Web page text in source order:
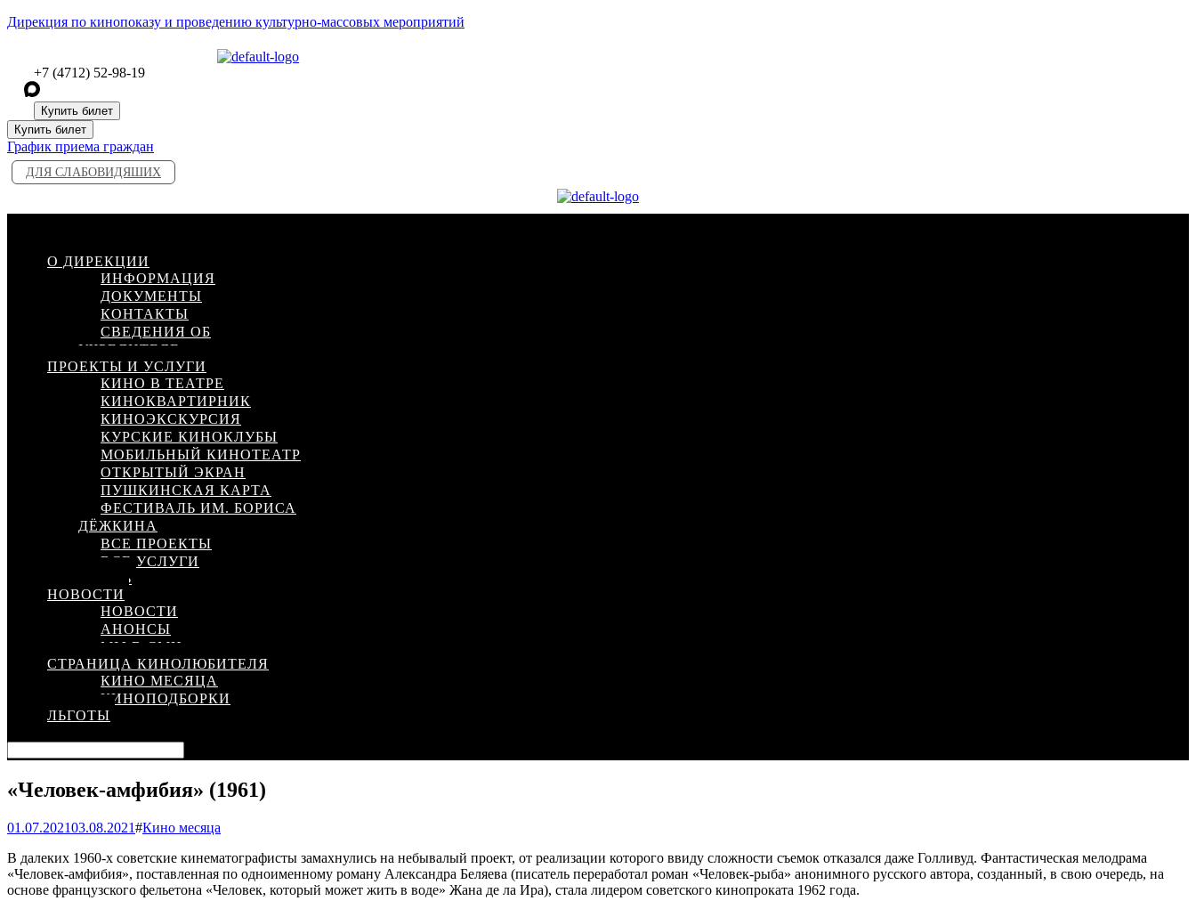
Дирекция по кинопоказу и проведению культурно-массовых мероприятий
+7 (4712) 52-98-19
Купить билет
Купить билет
График приема граждан
ДЛЯ СЛАБОВИДЯШИХ
О ДИРЕКЦИИ
ИНФОРМАЦИЯ
ДОКУМЕНТЫ
КОНТАКТЫ
СВЕДЕНИЯ ОБ
УЧРЕДИТЕЛЕ
ПРОЕКТЫ И УСЛУГИ
КИНО В ТЕАТРЕ
КИНОКВАРТИРНИК
КИНОЭКСКУРСИЯ
КУРСКИЕ КИНОКЛУБЫ
МОБИЛЬНЫЙ КИНОТЕАТР
ОТКРЫТЫЙ ЭКРАН
ПУШКИНСКАЯ КАРТА
ФЕСТИВАЛЬ ИМ. БОРИСА
ДЁЖКИНА
ВСЕ ПРОЕКТЫ
ВСЕ УСЛУГИ
КИНОСЕТЬ
НОВОСТИ
НОВОСТИ
АНОНСЫ
МЫ В СМИ
СТРАНИЦА КИНОЛЮБИТЕЛЯ
КИНО МЕСЯЦА
КИНОПОДБОРКИ
ЛЬГОТЫ
«Человек-амфибия» (1961)
01.07.202103.08.2021#Кино месяца
В далеких 1960-х советские кинематографисты замахнулись на небывалый проект, от реализации которого ввиду сложности съемок отказался даже Голливуд. Фантастическая мелодрама
«Человек-амфибия», поставленная по одноименному роману Александра Беляева (писатель переработал роман «Человек-рыба» анонимного русского автора, созданный, в свою очередь, на
основе французского фельетона «Человек, который может жить в воде» Жана де ла Ира), стала лидером советского кинопроката 1962 года.